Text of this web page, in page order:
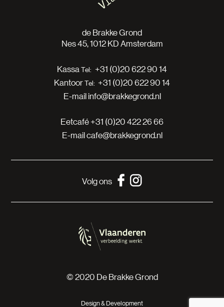
de Brakke Grond
Nes 45, 1012 KD Amsterdam
Kassa
+31 (0)20 622 90 14
Kantoor
+31 (0)20 622 90 14
E-mailinfo@brakkegrond.nl
Eetcafé+31 (0)20 422 26 66
E-mailcafe@brakkegrond.nl
Volg ons
© 2020 De Brakke Grond
Design & Development